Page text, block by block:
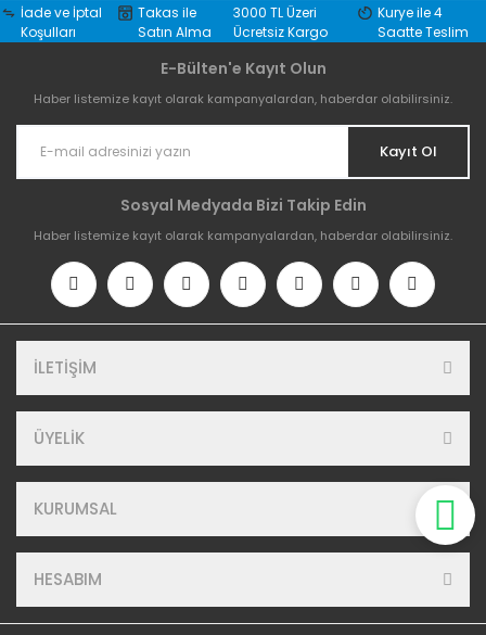
İade ve İptal
Koşulları
Takas ile
Satın Alma
3000 TL Üzeri
Ücretsiz Kargo
Kurye ile 4
Saatte Teslim
E-Bülten'e Kayıt Olun
Haber listemize kayıt olarak kampanyalardan, haberdar olabilirsiniz.
Kayıt Ol
Sosyal Medyada Bizi Takip Edin
Haber listemize kayıt olarak kampanyalardan, haberdar olabilirsiniz.
İLETİŞİM
ÜYELİK
KURUMSAL
HESABIM